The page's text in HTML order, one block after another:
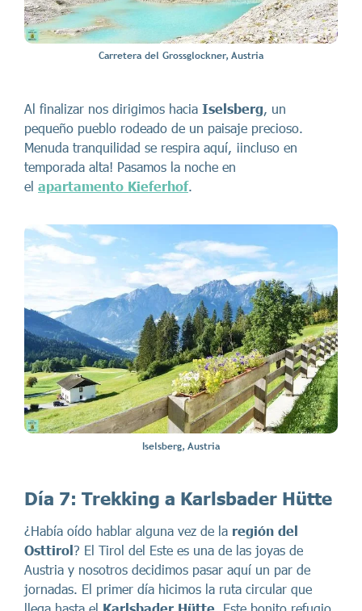
Carretera del Grossglockner, Austria
Al finalizar nos dirigimos hacia Iselsberg, un
pequeño pueblo rodeado de un paisaje precioso.
Menuda tranquilidad se respira aquí, ¡incluso en
temporada alta! Pasamos la noche en
el apartamento Kieferhof.
Iselsberg, Austria
Día 7: Trekking a Karlsbader Hütte
¿Había oído hablar alguna vez de la región del
Osttirol ? El Tirol del Este es una de las joyas de
Austria y nosotros decidimos pasar aquí un par de
jornadas. El primer día hicimos la ruta circular que